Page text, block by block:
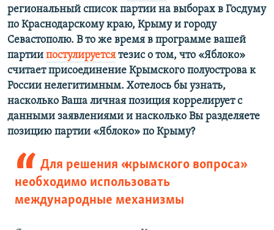
региональный список партии на выборах в Госдуму
по Краснодарскому краю, Крыму и городу
Севастополю. В то же время в программе вашей
партии постулируется тезис о том, что «Яблоко»
считает присоединение Крымского полуострова к
России нелегитимным. Хотелось бы узнать,
насколько Ваша личная позиция коррелирует с
данными заявлениями и насколько Вы разделяете
позицию партии «Яблоко» по Крыму?
Для решения «крымского вопроса»
необходимо использовать
международные механизмы